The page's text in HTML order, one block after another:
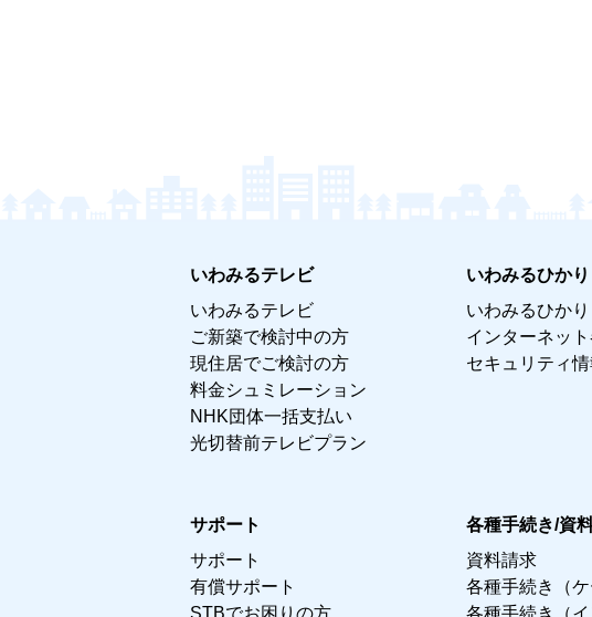
いわみるテレビ
いわみるテレビ
ご新築で検討中の方
現住居でご検討の方
料金シュミレーション
NHK団体一括支払い
光切替前テレビプラン
いわみるひかり
いわみるひかり
インターネッ
セキュリティ情
サポート
サポート
有償サポート
STBでお困りの方
各種手続き/資
資料請求
各種手続き（ケ
各種手続き（イ